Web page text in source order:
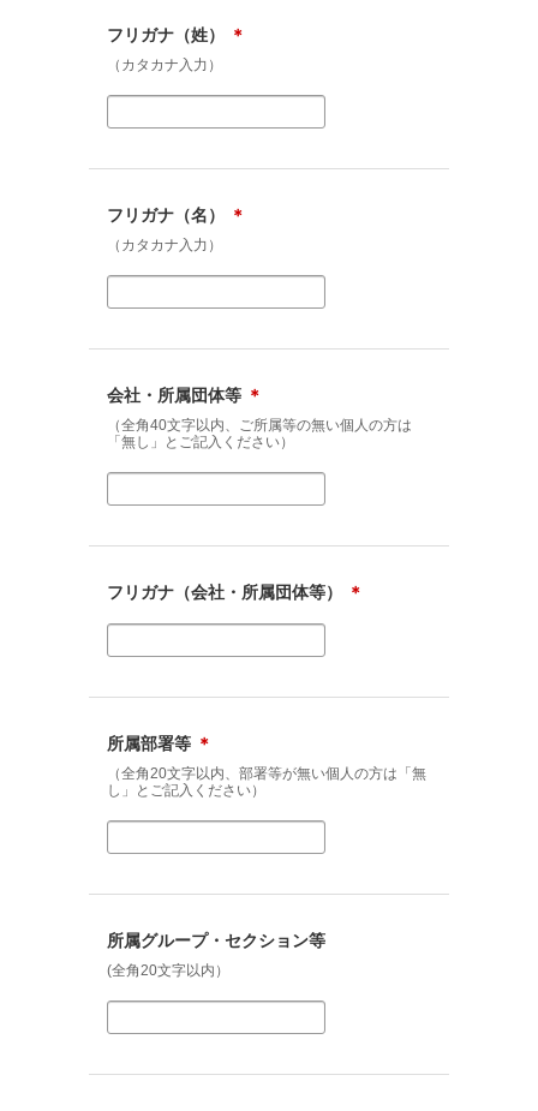
フリガナ（姓） ＊
（カタカナ入力）
フリガナ（名） ＊
（カタカナ入力）
会社・所属団体等 ＊
（全角40文字以内、ご所属等の無い個人の方は
「無し」とご記入ください）
フリガナ（会社・所属団体等） ＊
所属部署等 ＊
（全角20文字以内、部署等が無い個人の方は「無
し」とご記入ください）
所属グループ・セクション等
(全角20文字以内）